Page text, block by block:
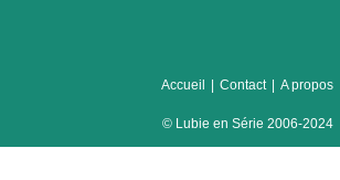
Accueil Contact A propos
© Lubie en Série 2006-2024